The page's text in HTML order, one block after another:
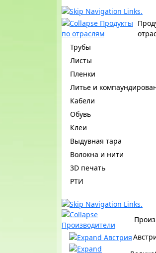
Трубы
Листы
Пленки
Литье и
Кабели
Обувь
Клеи
Выдувная тара
Волокна и нити
3D печать
РТИ